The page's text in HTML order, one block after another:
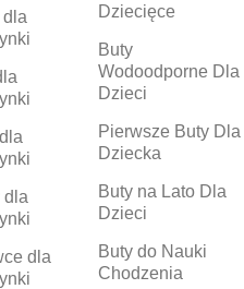
dla
dla
dla
Dziecięce
Buty
Wodoodporne Dla
Dzieci
Pierwsze Buty Dla
Dziecka
Buty na Lato Dla
Dzieci
Buty do Nauki
Chodzenia